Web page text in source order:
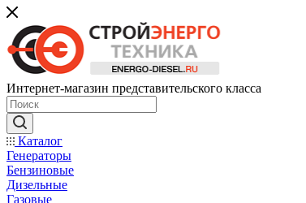
Интернет-магазин представительского класса
Каталог
Генераторы
Бензиновые
Дизельные
Газовые